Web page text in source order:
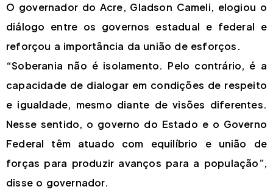
O governador do Acre, Gladson Cameli, elogiou o
diálogo entre os governos estadual e federal e
reforçou a importância da união de esforços.
“Soberania não é isolamento. Pelo contrário, é a
capacidade de dialogar em condições de respeito
e igualdade, mesmo diante de visões diferentes.
Nesse sentido, o governo do Estado e o Governo
Federal têm atuado com equilíbrio e união de
forças para produzir avanços para a população”,
disse o governador.